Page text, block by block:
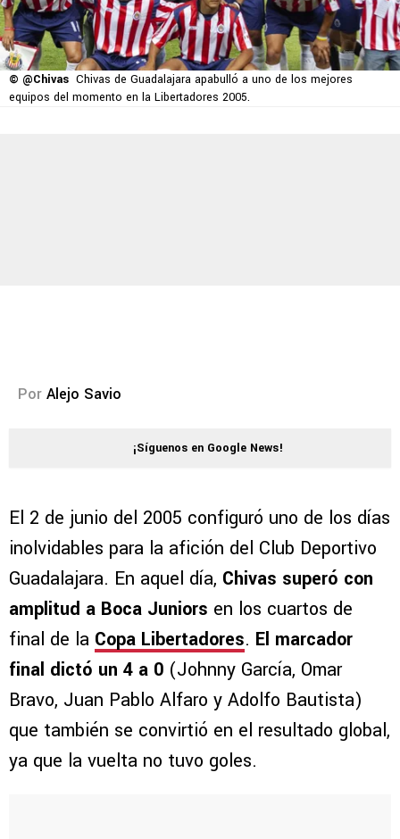
© @Chivas Chivas de Guadalajara apabulló a uno de los mejores
equipos del momento en la Libertadores 2005.
Por Alejo Savio
¡Síguenos en Google News!
El 2 de junio del 2005 configuró uno de los días
inolvidables para la afición del Club Deportivo
Guadalajara. En aquel día, Chivas superó con
amplitud a Boca Juniors en los cuartos de
final de la Copa Libertadores. El marcador
final dictó un 4 a 0 (Johnny García, Omar
Bravo, Juan Pablo Alfaro y Adolfo Bautista)
que también se convirtió en el resultado global,
ya que la vuelta no tuvo goles.